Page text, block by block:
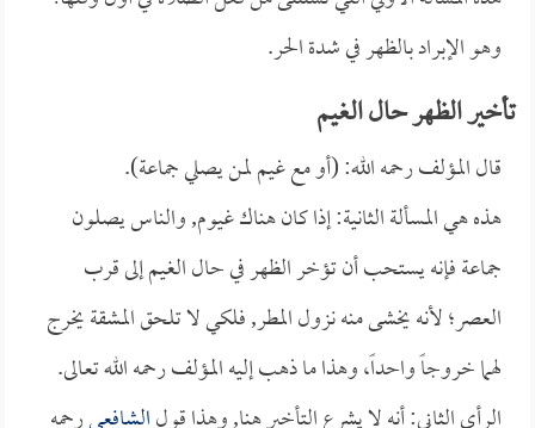
وهو الإبراد بالظهر في شدة الحر.
تأخير الظهر حال الغيم
قال المؤلف رحمه الله: (أو مع غيم لمن يصلي جماعة).
هذه هي المسألة الثانية: إذا كان هناك غيوم, والناس يصلون
جماعة فإنه يستحب أن تؤخر الظهر في حال الغيم إلى قرب
العصر؛ لأنه يخشى منه نزول المطر, فلكي لا تلحق المشقة يخرج
لهما خروجاً واحداً، وهذا ما ذهب إليه المؤلف رحمه الله تعالى.